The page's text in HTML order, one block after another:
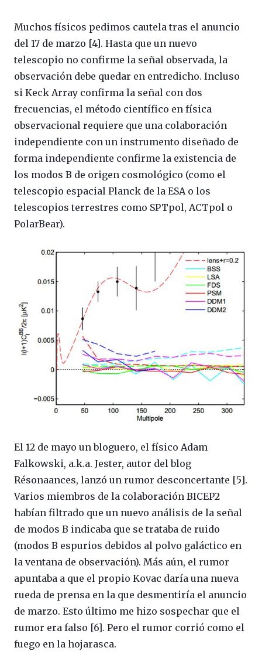
Muchos físicos pedimos cautela tras el anuncio
del 17 de marzo [4]. Hasta que un nuevo
telescopio no confirme la señal observada, la
observación debe quedar en entredicho. Incluso
si Keck Array confirma la señal con dos
frecuencias, el método científico en física
observacional requiere que una colaboración
independiente con un instrumento diseñado de
forma independiente confirme la existencia de
los modos B de origen cosmológico (como el
telescopio espacial Planck de la ESA o los
telescopios terrestres como SPTpol, ACTpol o
PolarBear).
El 12 de mayo un bloguero, el físico Adam
Falkowski, a.k.a. Jester, autor del blog
Résonaances, lanzó un rumor desconcertante [5].
Varios miembros de la colaboración BICEP2
habían filtrado que un nuevo análisis de la señal
de modos B indicaba que se trataba de ruido
(modos B espurios debidos al polvo galáctico en
la ventana de observación). Más aún, el rumor
apuntaba a que el propio Kovac daría una nueva
rueda de prensa en la que desmentiría el anuncio
de marzo. Esto último me hizo sospechar que el
rumor era falso [6]. Pero el rumor corrió como el
fuego en la hojarasca.